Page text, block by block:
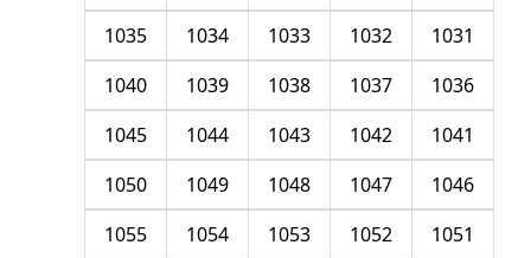
1031
1032
1033
1034
1035
1036
1037
1038
1039
1040
1041
1042
1043
1044
1045
1046
1047
1048
1049
1050
1051
1052
1053
1054
1055